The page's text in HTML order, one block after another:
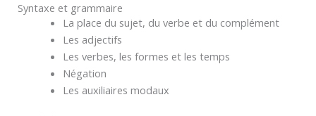
Syntaxe et grammaire
La place du sujet, du verbe et du complément
Les adjectifs
Les verbes, les formes et les temps
Négation
Les auxiliaires modaux